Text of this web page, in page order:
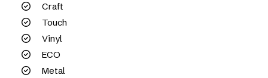
Craft
Touch
Vinyl
ECO
Metal